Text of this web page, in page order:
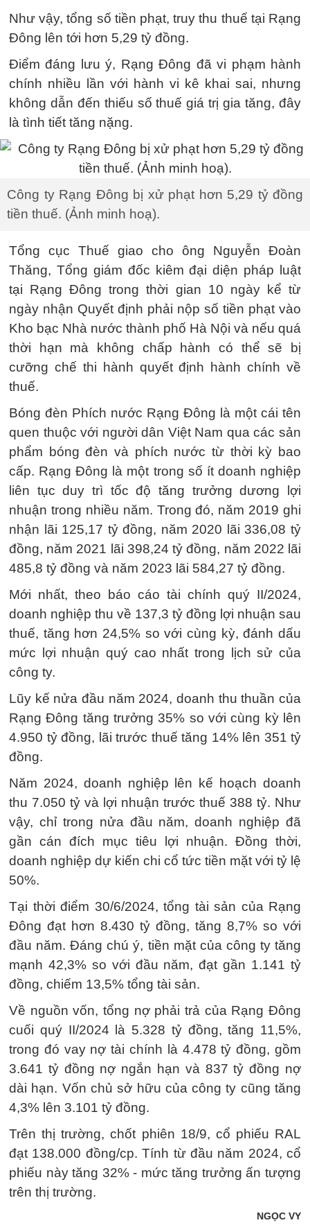
Như vậy, tổng số tiền phạt, truy thu thuế tại Rạng
Đông lên tới hơn 5,29 tỷ đồng.
Điểm đáng lưu ý, Rạng Đông đã vi phạm hành
chính nhiều lần với hành vi kê khai sai, nhưng
không dẫn đến thiếu số thuế giá trị gia tăng, đây
là tình tiết tăng nặng.
Công ty Rạng Đông bị xử phạt hơn 5,29 tỷ đồng
tiền thuế. (Ảnh minh hoạ).
Tổng cục Thuế giao cho ông Nguyễn Đoàn
Thăng, Tổng giám đốc kiêm đại diện pháp luật
tại Rạng Đông trong thời gian 10 ngày kể từ
ngày nhận Quyết định phải nộp số tiền phạt vào
Kho bạc Nhà nước thành phố Hà Nội và nếu quá
thời hạn mà không chấp hành có thể sẽ bị
cưỡng chế thi hành quyết định hành chính về
thuế.
Bóng đèn Phích nước Rạng Đông là một cái tên
quen thuộc với người dân Việt Nam qua các sản
phẩm bóng đèn và phích nước từ thời kỳ bao
cấp. Rạng Đông là một trong số ít doanh nghiệp
liên tục duy trì tốc độ tăng trưởng dương lợi
nhuận trong nhiều năm. Trong đó, năm 2019 ghi
nhận lãi 125,17 tỷ đồng, năm 2020 lãi 336,08 tỷ
đồng, năm 2021 lãi 398,24 tỷ đồng, năm 2022 lãi
485,8 tỷ đồng và năm 2023 lãi 584,27 tỷ đồng.
Mới nhất, theo báo cáo tài chính quý II/2024,
doanh nghiệp thu về 137,3 tỷ đồng lợi nhuận sau
thuế, tăng hơn 24,5% so với cùng kỳ, đánh dấu
mức lợi nhuận quý cao nhất trong lịch sử của
công ty.
Lũy kế nửa đầu năm 2024, doanh thu thuần của
Rạng Đông tăng trưởng 35% so với cùng kỳ lên
4.950 tỷ đồng, lãi trước thuế tăng 14% lên 351 tỷ
đồng.
Năm 2024, doanh nghiệp lên kế hoạch doanh
thu 7.050 tỷ và lợi nhuận trước thuế 388 tỷ. Như
vậy, chỉ trong nửa đầu năm, doanh nghiệp đã
gần cán đích mục tiêu lợi nhuận. Đồng thời,
doanh nghiệp dự kiến chi cổ tức tiền mặt với tỷ lệ
50%.
Tại thời điểm 30/6/2024, tổng tài sản của Rạng
Đông đạt hơn 8.430 tỷ đồng, tăng 8,7% so với
đầu năm. Đáng chú ý, tiền mặt của công ty tăng
mạnh 42,3% so với đầu năm, đạt gần 1.141 tỷ
đồng, chiếm 13,5% tổng tài sản.
Về nguồn vốn, tổng nợ phải trả của Rạng Đông
cuối quý II/2024 là 5.328 tỷ đồng, tăng 11,5%,
trong đó vay nợ tài chính là 4.478 tỷ đồng, gồm
3.641 tỷ đồng nợ ngắn hạn và 837 tỷ đồng nợ
dài hạn. Vốn chủ sở hữu của công ty cũng tăng
4,3% lên 3.101 tỷ đồng.
Trên thị trường, chốt phiên 18/9, cổ phiếu RAL
đạt 138.000 đồng/cp. Tính từ đầu năm 2024, cổ
phiếu này tăng 32% - mức tăng trưởng ấn tượng
trên thị trường.
NGỌC VY